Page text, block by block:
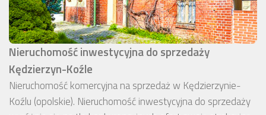
Nieruchomość inwestycyjna do sprzedaży
Kędzierzyn-Koźle
Nieruchomość komercyjna na sprzedaż w Kędzierzynie-
Koźlu (opolskie). Nieruchomość inwestycyjna do sprzedaży